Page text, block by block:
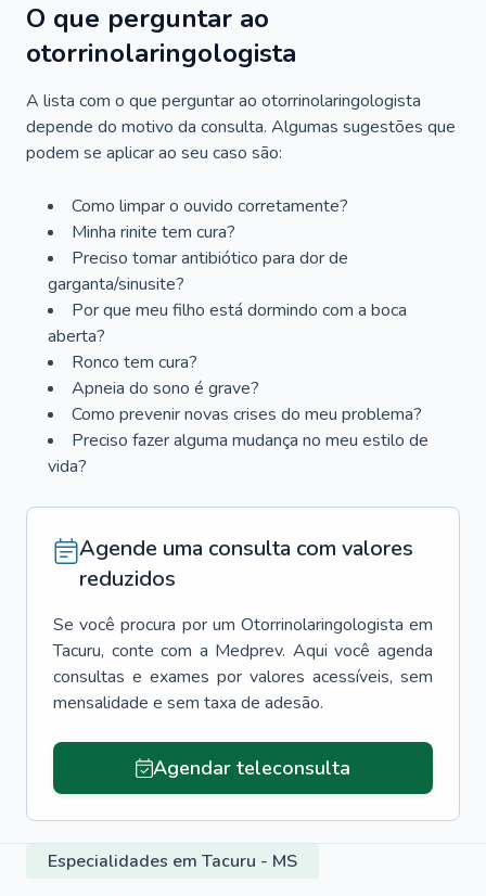
O que perguntar ao
otorrinolaringologista
A lista com o que perguntar ao otorrinolaringologista
depende do motivo da consulta. Algumas sugestões que
podem se aplicar ao seu caso são:
Como limpar o ouvido corretamente?
Minha rinite tem cura?
Preciso tomar antibiótico para dor de
garganta/sinusite?
Por que meu filho está dormindo com a boca
aberta?
Ronco tem cura?
Apneia do sono é grave?
Como prevenir novas crises do meu problema?
Preciso fazer alguma mudança no meu estilo de
vida?
Agende uma consulta com valores
reduzidos
Se você procura por um Otorrinolaringologista em
Tacuru, conte com a Medprev. Aqui você agenda
consultas e exames por valores acessíveis, sem
mensalidade e sem taxa de adesão.
Agendar teleconsulta
Especialidades em Tacuru - MS